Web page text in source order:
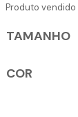
Produto
TAMANHO
COR